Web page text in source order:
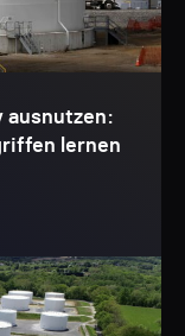
ausnutzen:
lernen